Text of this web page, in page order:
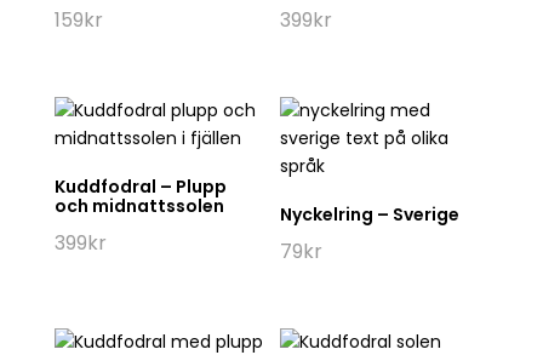
159kr 399kr
Kuddfodral – Plupp
och midnattssolen
399kr
Nyckelring – Sverige
79kr